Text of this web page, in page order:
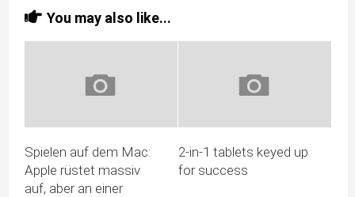
You may also like...
Spielen auf dem Mac:
Apple rüstet massiv
auf, aber an einer
2-in-1 tablets keyed up
for success